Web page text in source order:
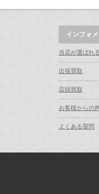
インフォ
当店が選ばれ
出張買取
店頭買取
お客様からの
よくある質問